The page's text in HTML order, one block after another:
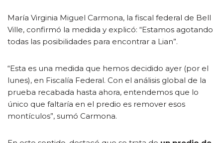
María Virginia Miguel Carmona, la fiscal federal de Bell
Ville, confirmó la medida y explicó: “Estamos agotando
todas las posibilidades para encontrar a Lian”.
“Esta es una medida que hemos decidido ayer (por el
lunes), en Fiscalía Federal. Con el análisis global de la
prueba recabada hasta ahora, entendemos que lo
único que faltaría en el predio es remover esos
montículos”, sumó Carmona.